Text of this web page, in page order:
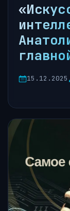
15.12.2025